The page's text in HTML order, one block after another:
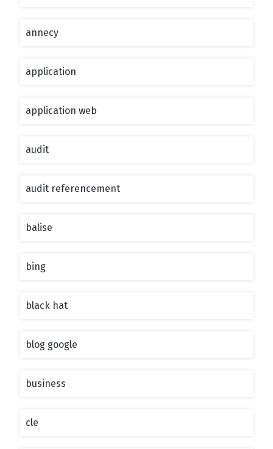
annecy
application
application web
audit
audit referencement
balise
bing
black hat
blog google
business
cle